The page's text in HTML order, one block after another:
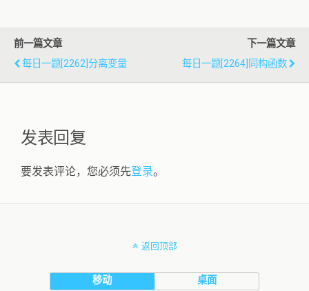
前一篇文章
每日一题[2262]分离变量
下一篇文章
每日一题[2264]同构函数
发表回复
要发表评论，您必须先登录。
返回顶部
移动 桌面